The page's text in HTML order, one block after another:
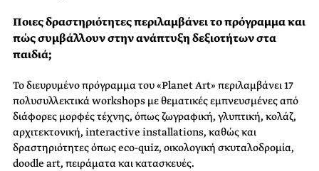
Ποιες δραστηριότητες περιλαμβάνει το πρόγραμμα και
πώς συμβάλλουν στην ανάπτυξη δεξιοτήτων στα
παιδιά;
Το διευρυμένο πρόγραμμα του «Planet Art» περιλαμβάνει 17
πολυσυλλεκτικά workshops με θεματικές εμπνευσμένες από
διάφορες μορφές τέχνης, όπως ζωγραφική, γλυπτική, κολάζ,
αρχιτεκτονική, interactive installations, καθώς και
δραστηριότητες όπως eco-quiz, οικολογική σκυταλοδρομία,
doodle art, πειράματα και κατασκευές.